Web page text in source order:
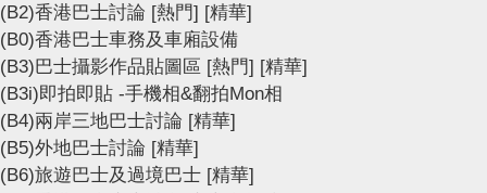
(B2)香港巴士討論 [熱門] [精華]
(B0)香港巴士車務及車廂設備
(B3)巴士攝影作品貼圖區 [熱門] [精華]
(B3i)即拍即貼 -手機相&翻拍Mon相
(B4)兩岸三地巴士討論 [精華]
(B5)外地巴士討論 [精華]
(B6)旅遊巴士及過境巴士 [精華]